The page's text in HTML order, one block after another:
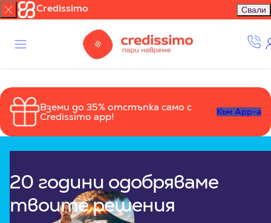
Credissimo Свали
Вземи до 35% отстъпка само с
Credissimo app! Към App-a
20 години одобряваме
твоите решения